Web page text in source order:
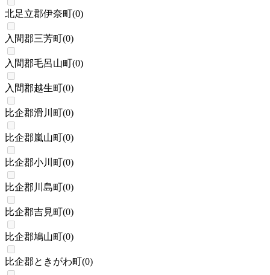
北足立郡伊奈町(0)
入間郡三芳町(0)
入間郡毛呂山町(0)
入間郡越生町(0)
比企郡滑川町(0)
比企郡嵐山町(0)
比企郡小川町(0)
比企郡川島町(0)
比企郡吉見町(0)
比企郡鳩山町(0)
比企郡ときがわ町(0)